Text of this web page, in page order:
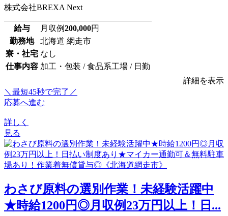
株式会社BREXA Next
給与 月収例200,000円
勤務地
北海道 網走市
寮・社宅 なし
仕事内容 加工・包装 / 食品系工場 / 日勤
詳細を表示
＼最短45秒で完了／
応募へ進む
詳しく
見る
わさび原料の選別作業！未経験活躍中
★時給1200円◎月収例23万円以上！日...